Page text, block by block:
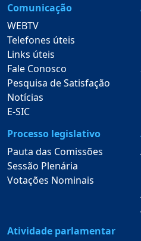
Comunicação
WEBTV
Telefones úteis
Links úteis
Fale Conosco
Pesquisa de Satisfação
Notícias
E-SIC
Processo legislativo
Pauta das Comissões
Sessão Plenária
Votações Nominais
Atividade parlamentar